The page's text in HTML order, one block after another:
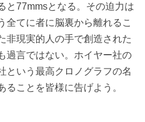
と77mmsとなる。その迫力は
全てに者に脳裏から離れるこ
非現実的人の手で創造された
過言ではない。ホイヤー社の
という最高クロノグラフの名
ことを皆様に告げよう。